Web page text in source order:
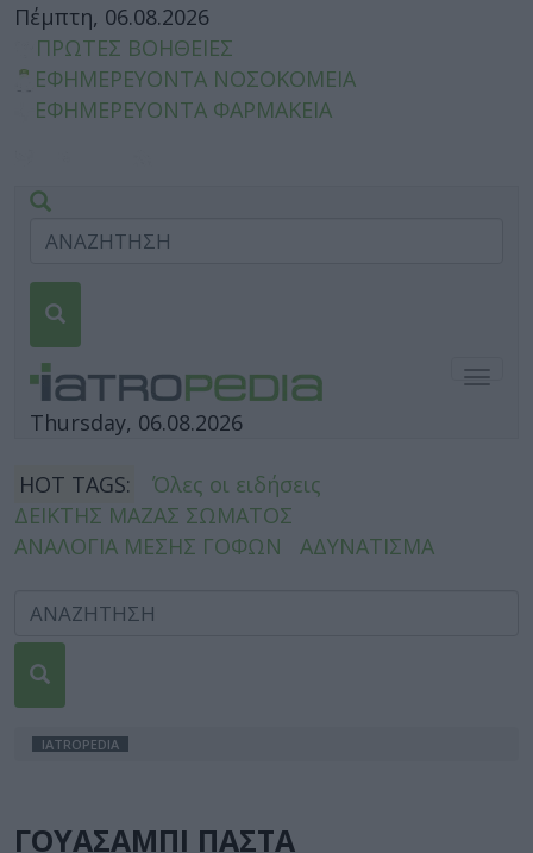
Πέμπτη, 06.08.2026
ΠΡΩΤΕΣ ΒΟΗΘΕΙΕΣ
ΕΦΗΜΕΡΕΥΟΝΤΑ ΝΟΣΟΚΟΜΕΙΑ
ΕΦΗΜΕΡΕΥΟΝΤΑ ΦΑΡΜΑΚΕΙΑ
Thursday, 06.08.2026
HOT TAGS:
Όλες οι ειδήσεις
ΔΕΙΚΤΗΣ ΜΑΖΑΣ ΣΩΜΑΤΟΣ
ΑΝΑΛΟΓΙΑ ΜΕΣΗΣ ΓΟΦΩΝ
ΑΔΥΝΑΤΙΣΜΑ
IATROPEDIA
ΓΟΥΑΣΑΜΠΙ ΠΑΣΤΑ